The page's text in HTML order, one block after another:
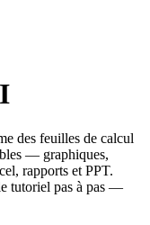
des feuilles de calcul
— graphiques,
rapports et PPT.
tutoriel pas à pas —